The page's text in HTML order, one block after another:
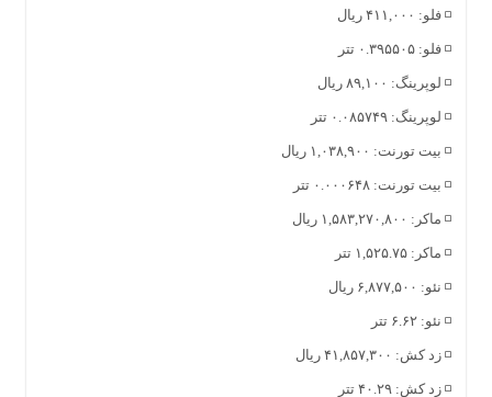
◽️ فلو: ۴۱۱,۰۰۰ ریال
◽️ فلو: ۰.۳۹۵۵۰۵ تتر
◽️ لوپرینگ: ۸۹,۱۰۰ ریال
◽️ لوپرینگ: ۰.۰۸۵۷۴۹ تتر
◽️ بیت تورنت: ۱,۰۳۸,۹۰۰ ریال
◽️ بیت تورنت: ۰.۰۰۰۶۴۸ تتر
◽️ ماکر: ۱,۵۸۳,۲۷۰,۸۰۰ ریال
◽️ ماکر: ۱,۵۲۵.۷۵ تتر
◽️ نئو: ۶,۸۷۷,۵۰۰ ریال
◽️ نئو: ۶.۶۲ تتر
◽️ زد کش: ۴۱,۸۵۷,۳۰۰ ریال
◽️ زد کش: ۴۰.۲۹ تتر